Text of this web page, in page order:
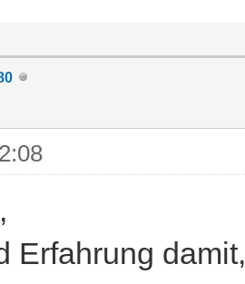
Erfahrung